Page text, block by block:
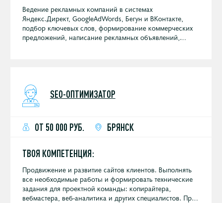
Ведение рекламных компаний в системах
Яндекс.Директ, GoogleAdWords, Бегун и ВКонтакте,
подбор ключевых слов, формирование коммерческих
предложений, написание рекламных объявлений,
SEO-ОПТИМИЗАТОР
ОТ 50 000 РУБ. БРЯНСК
ТВОЯ КОМПЕТЕНЦИЯ:
Продвижение и развитие сайтов клиентов. Выполнять
все необходимые работы и формировать технические
задания для проектной команды: копирайтера,
вебмастера, веб-аналитика и других специалистов. При